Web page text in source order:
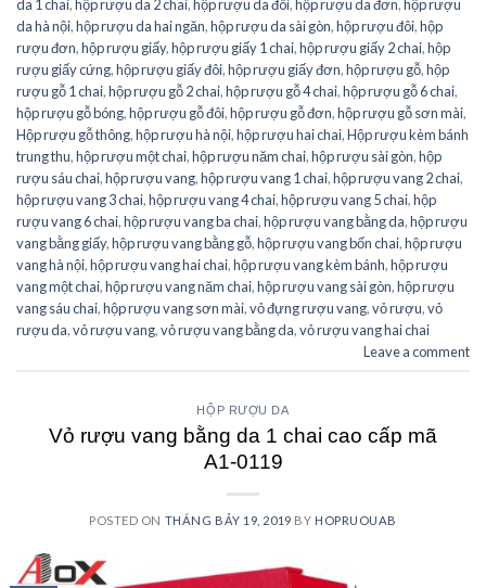
da 1 chai, hộp rượu da 2 chai, hộp rượu da đôi, hộp rượu da đơn, hộp rượu
da hà nội,hộp rượu da hai ngăn,hộp rượu da sài gòn,hộp rượu đôi,hộp
rượu đơn,hộp rượu giấy,hộp rượu giấy 1 chai,hộp rượu giấy 2 chai,hộp
rượu giấy cứng,hộp rượu giấy đôi,hộp rượu giấy đơn,hộp rượu gỗ,hộp
rượu gỗ 1 chai,hộp rượu gỗ 2 chai,hộp rượu gỗ 4 chai,hộp rượu gỗ 6 chai,
hộp rượu gỗ bóng,hộp rượu gỗ đôi,hộp rượu gỗ đơn,hộp rượu gỗ sơn mài,
Hộp rượu gỗ thông,hộp rượu hà nội,hộp rượu hai chai,Hộp rượu kèm bánh
trung thu,hộp rượu một chai,hộp rượu năm chai,hộp rượu sài gòn,hộp
rượu sáu chai,hộp rượu vang,hộp rượu vang 1 chai,hộp rượu vang 2 chai,
hộp rượu vang 3 chai,hộp rượu vang 4 chai,hộp rượu vang 5 chai,hộp
rượu vang 6 chai,hộp rượu vang ba chai,hộp rượu vang bằng da,hộp rượu
vang bằng giấy,hộp rượu vang bằng gỗ,hộp rượu vang bốn chai,hộp rượu
vang hà nội,hộp rượu vang hai chai,hộp rượu vang kèm bánh,hộp rượu
vang một chai,hộp rượu vang năm chai,hộp rượu vang sài gòn,hộp rượu
vang sáu chai,hộp rượu vang sơn mài,vỏ đựng rượu vang,vỏ rượu,vỏ
rượu da,vỏ rượu vang,vỏ rượu vang bằng da,vỏ rượu vang hai chai
Leave a comment
HỘP RƯỢU DA
Vỏ rượu vang bằng da 1 chai cao cấp mã
A1-0119
POSTED ON THÁNG BẢY 19, 2019 BY HOPRUOUAB